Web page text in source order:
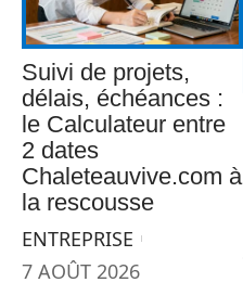
Suivi de projets,
délais, échéances :
le Calculateur entre
2 dates
Chaleteauvive.com à
la rescousse
ENTREPRISE
7 AOÛT 2026